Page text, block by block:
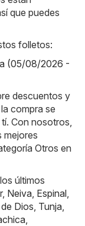
que puedes
folletos:
(05/08/2026 -
descuentos y
compra se
Con nosotros,
mejores
Otros en
últimos
, Neiva, Espinal,
Dios, Tunja,
,